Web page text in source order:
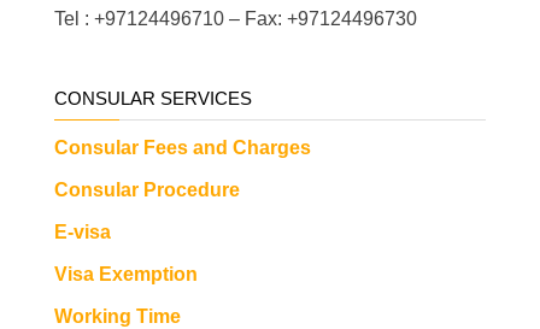
Tel : +97124496710 – Fax: +97124496730
CONSULAR SERVICES
Consular Fees and Charges
Consular Procedure
E-visa
Visa Exemption
Working Time